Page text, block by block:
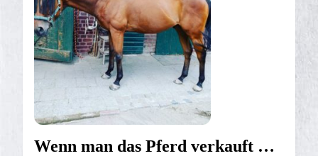
Wenn man das Pferd verkauft …